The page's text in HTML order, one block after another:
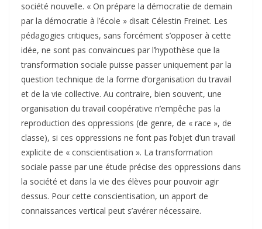
société nouvelle. « On prépare la démocratie de demain
par la démocratie à l’école » disait Célestin Freinet. Les
pédagogies critiques, sans forcément s’opposer à cette
idée, ne sont pas convaincues par l’hypothèse que la
transformation sociale puisse passer uniquement par la
question technique de la forme d’organisation du travail
et de la vie collective. Au contraire, bien souvent, une
organisation du travail coopérative n’empêche pas la
reproduction des oppressions (de genre, de « race », de
classe), si ces oppressions ne font pas l’objet­ d’un travail
explicite de « conscientisation ». La transformation
sociale passe par une étude précise des oppressions dans
la société et dans la vie des élèves pour pouvoir agir
dessus. Pour cette conscientisation, un apport de
connaissances vertical peut s’avérer nécessaire.